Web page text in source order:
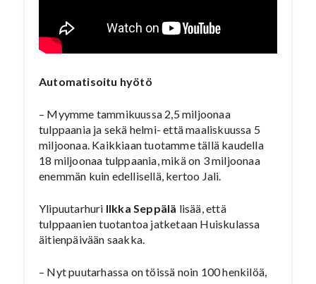
Automatisoitu hyötö
– Myymme tammikuussa 2,5 miljoonaa
tulppaania ja sekä helmi- että maaliskuussa 5
miljoonaa. Kaikkiaan tuotamme tällä kaudella
18 miljoonaa tulppaania, mikä on 3 miljoonaa
enemmän kuin edellisellä, kertoo Jali.
Ylipuutarhuri Ilkka Seppälä lisää, että
tulppaanien tuotantoa jatketaan Huiskulassa
äitienpäivään saakka.
– Nyt puutarhassa on töissä noin 100 henkilöä,